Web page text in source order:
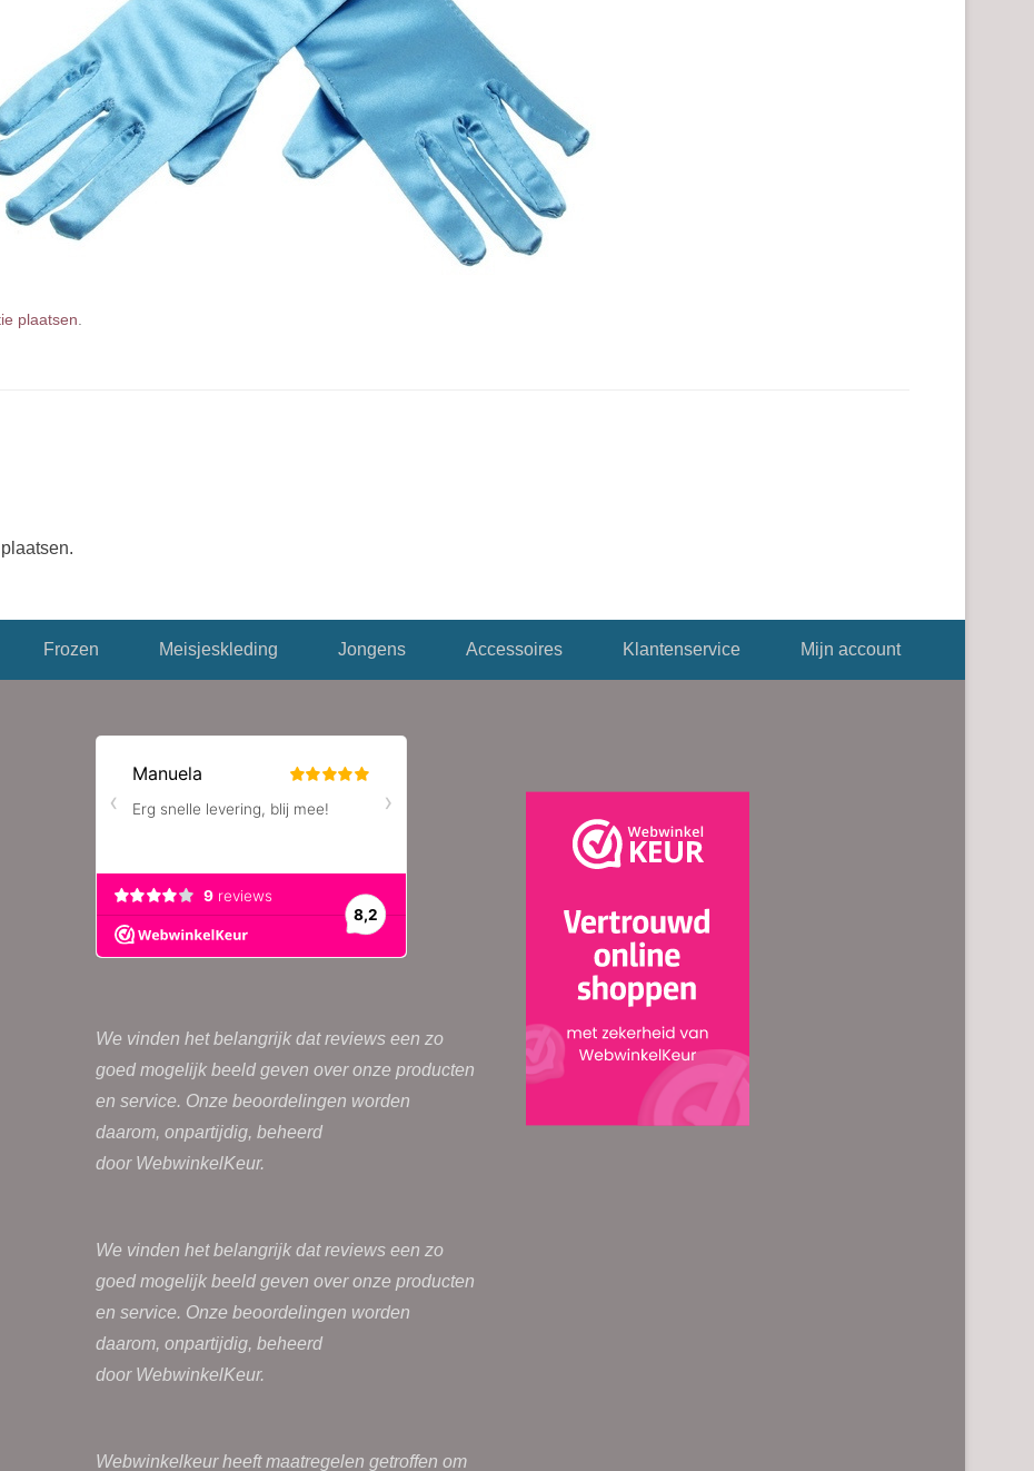
plaatsen
Frozen Meisjeskleding Jongens Accessoires Klantenservice Mijn account
We vinden het belangrijk dat reviews een zo
goed mogelijk beeld geven over onze producten
en service. Onze beoordelingen worden
daarom, onpartijdig, beheerd
door WebwinkelKeur.
We vinden het belangrijk dat reviews een zo
goed mogelijk beeld geven over onze producten
en service. Onze beoordelingen worden
daarom, onpartijdig, beheerd
door WebwinkelKeur.
Webwinkelkeur heeft maatregelen getroffen om